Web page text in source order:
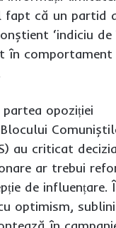
fapt că un partid
‘indiciu de
în
opoziției
au criticat
ar trebui
de influențare.
optimism,